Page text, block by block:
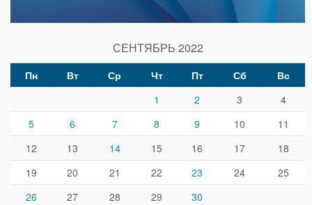
СЕНТЯБРЬ 2022
Пн Вт Ср Чт Пт Сб
Вс
1
2 3
4
5
6 7 8 9 10
11
12
13 14 15 16 17
18
19
20 21 22 23 24
25
26
27 28 29 30